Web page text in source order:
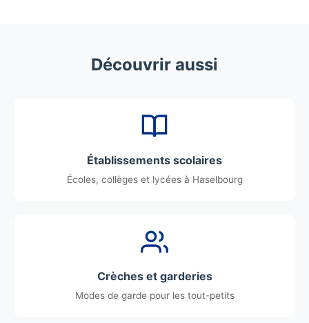
Découvrir aussi
Établissements scolaires
Écoles, collèges et lycées à Haselbourg
Crèches et garderies
Modes de garde pour les tout-petits